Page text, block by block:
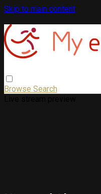
Skip to main content
Browse Search